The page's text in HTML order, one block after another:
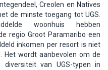
Creolen en Natives
de minste toegang tot UGS.
woonhuis hebben
regio Groot Paramaribo een
inkomen per resort is niet
Het wordt aanbevolen om de
diversiteit van UGS-typen in